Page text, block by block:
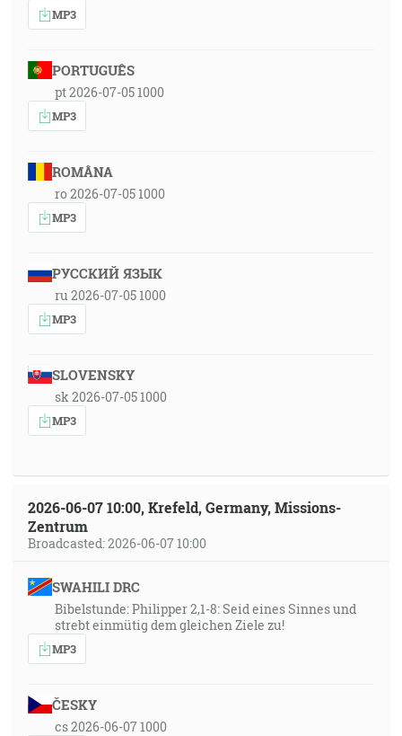
MP3
PORTUGUÊS
pt 2026-07-05 1000
MP3
ROMÂNA
ro 2026-07-05 1000
MP3
РУССКИЙ ЯЗЫК
ru 2026-07-05 1000
MP3
SLOVENSKY
sk 2026-07-05 1000
MP3
2026-06-07 10:00, Krefeld, Germany, Missions-
Zentrum
Broadcasted: 2026-06-07 10:00
SWAHILI DRC
Bibelstunde: Philipper 2,1-8: Seid eines Sinnes und
strebt einmütig dem gleichen Ziele zu!
MP3
ČESKY
cs 2026-06-07 1000